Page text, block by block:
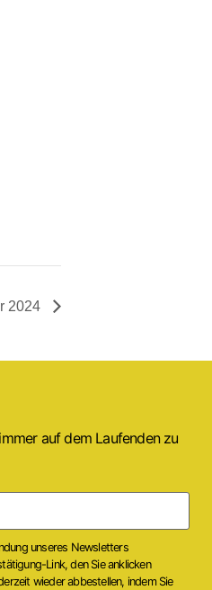
2024
auf dem Laufenden zu
unseres Newsletters
Link, den Sie anklicken
wieder abbestellen, indem Sie